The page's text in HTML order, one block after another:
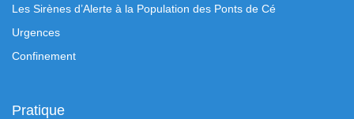
Les Sirènes d’Alerte à la Population des Ponts de Cé
Urgences
Confinement
Pratique